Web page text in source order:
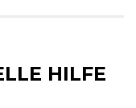
HILFE